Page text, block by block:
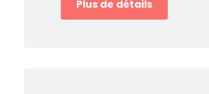
Plus de détails